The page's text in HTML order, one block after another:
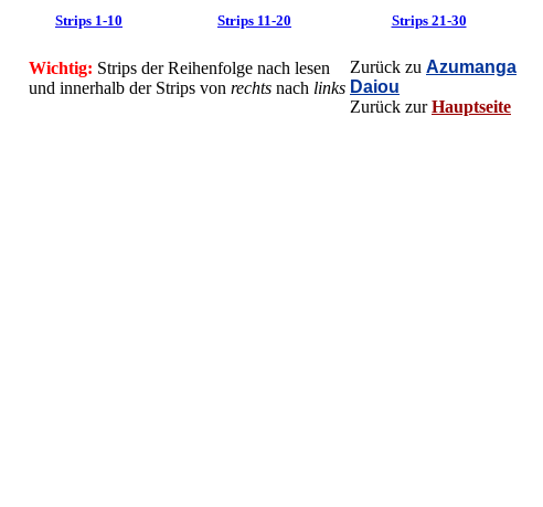
Zurück zu Azumanga
Daiou
Zurück zurHauptseite
Strips 1-10 Strips 11-20 Strips 21-30
Wichtig: Strips der Reihenfolge nach lesen
und innerhalb der Strips von rechts nach links